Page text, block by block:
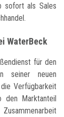
sofort als Sales
WaterBeck
für den
seiner neuen
Verfügbarkeit
den Marktanteil